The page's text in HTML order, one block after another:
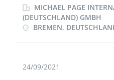
Active Sourcing via
Gegebenenfalls
Branding
MICHAEL PAGE
(DEUTSCHLAND) GMBH
BREMEN,
24/09/2021